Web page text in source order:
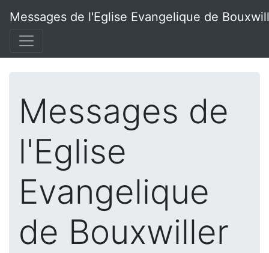
Messages de l'Eglise Evangelique de
Messages de
l'Eglise
Evangelique
de Bouxwiller